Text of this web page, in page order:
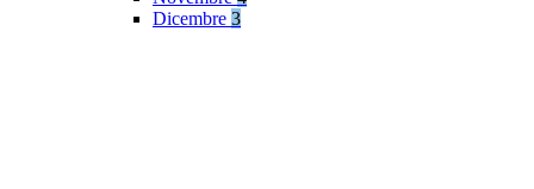
Dicembre 3